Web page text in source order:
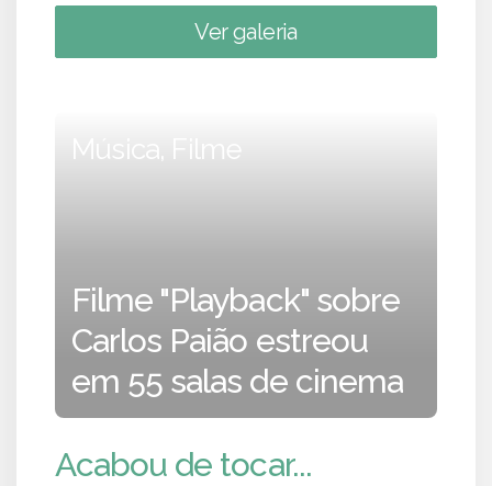
Ver galeria
Música, Filme
Filme "Playback" sobre
Carlos Paião estreou
em 55 salas de cinema
Acabou de tocar...